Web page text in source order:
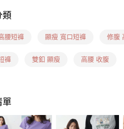
類
腰短褲 顯瘦 寬口短褲 修腹
褲 雙釦 顯瘦 高腰 收腹
單